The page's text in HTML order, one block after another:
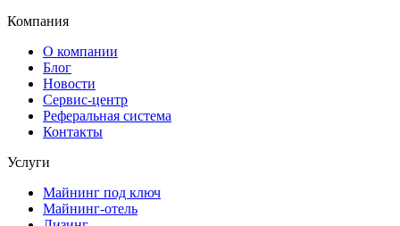
Компания
О компании
Блог
Новости
Сервис-центр
Реферальная система
Контакты
Услуги
Майнинг под ключ
Майнинг-отель